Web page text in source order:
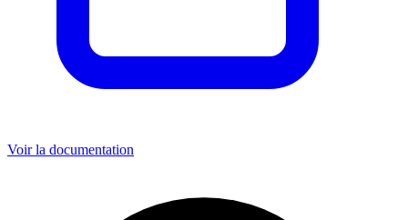
Voir la documentation